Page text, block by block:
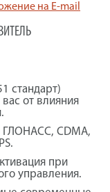
на E-mail
стандарт)
от влияния
ГЛОНАСС, CDMA,
при
управления.